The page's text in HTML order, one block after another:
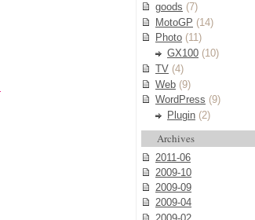
goods (7)
MotoGP (14)
Photo (11)
GX100 (10)
TV (4)
Web (9)
WordPress (9)
Plugin (2)
Archives
2011-06
2009-10
2009-09
2009-04